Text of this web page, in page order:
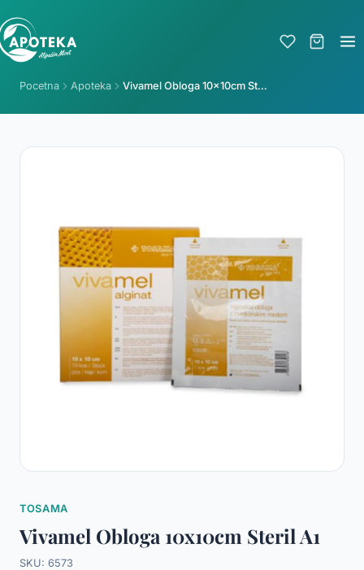
Pocetna Apoteka Vivamel Obloga 10x10cm Steril A1
TOSAMA
Vivamel Obloga 10x10cm Steril A1
SKU: 6573